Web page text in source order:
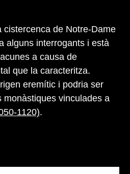
cistercenca de Notre-Dame
alguns interrogants i està
a causa de
que la caracteritza.
eremític i podria ser
monàstiques vinculades a
1120).